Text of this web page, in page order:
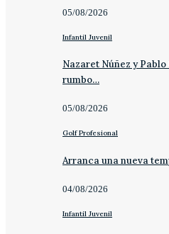
05/08/2026
Infantil Juvenil
Nazaret Núñez y
rumbo…
05/08/2026
Golf Profesional
Arranca una nueva
04/08/2026
Infantil Juvenil